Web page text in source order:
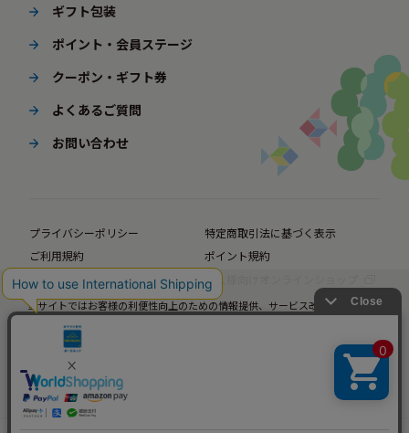
ギフト包装
ポイント・会員ステージ
クーポン・ギフト券
よくあるご質問
お問い合わせ
プライバシーポリシー
特定商取引法に基づく表示
ご利用規約
ポイント規約
企業サイト
法人様向けオンラインショップ
当サイトではお客様の利便性向上のための情報提供、サービス改善のための分
当サイトの閲覧を継続された場合、Cookieの使用にご同意いただいたものとみ
なします。
詳細については